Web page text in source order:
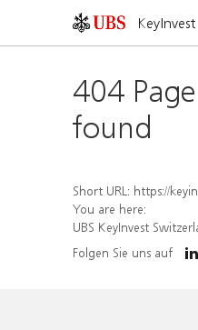
KeyInvest
404
found
Short URL: https://keyinvest-
You are here:
UBS KeyInvest
Folgen Sie uns auf